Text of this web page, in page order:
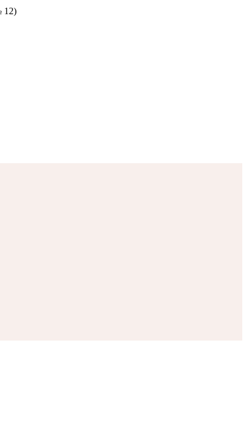
12)